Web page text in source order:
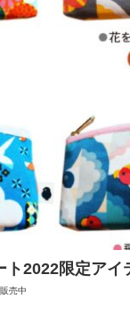
2022限定アイ
売中